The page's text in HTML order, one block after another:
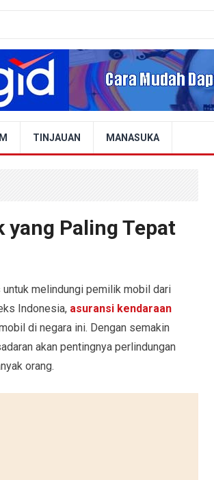
TINJAUAN MANASUKA
Paling Tepat
melindungi pemilik mobil dari
Indonesia, asuransi kendaraan
di negara ini. Dengan semakin
akan pentingnya perlindungan
orang.